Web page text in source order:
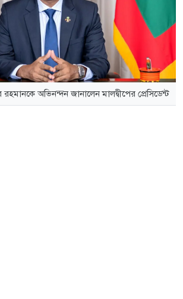
অভিনন্দন জানালেন মালদ্বীপের প্রেসিডেন্ট